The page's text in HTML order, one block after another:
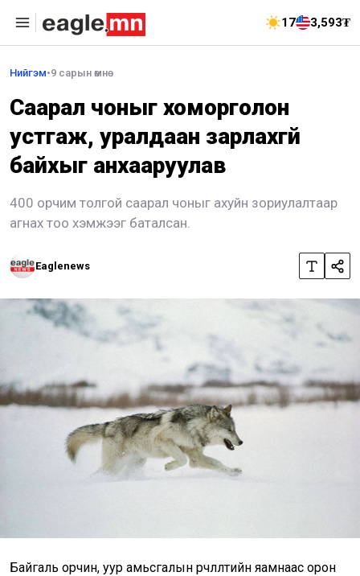
17 3,593₮
Нийгэм•9 сарын өмнө
Саарал чоныг хоморголон
устгаж, уралдаан зарлахгүй
байхыг анхааруулав
400 орчим толгой саарал чоныг ахуйн зориулалтаар
агнах тоо хэмжээг баталсан.
Eaglenews
Байгаль орчин, уур амьсгалын өөрчлөлтийн яамнаас орон